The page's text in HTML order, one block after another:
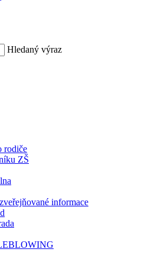
Hledaný výraz
rodiče
ZŠ
informace